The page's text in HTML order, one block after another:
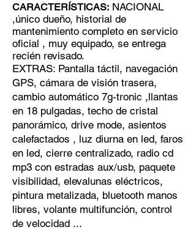
CARACTERÍSTICAS: NACIONAL
,único dueño, historial de
mantenimiento completo en servicio
oficial , muy equipado, se entrega
recién revisado.
EXTRAS: Pantalla táctil, navegación
GPS, cámara de visión trasera,
cambio automático 7g-tronic ,llantas
en 18 pulgadas, techo de cristal
panorámico, drive mode, asientos
calefactados , luz diurna en led, faros
en led, cierre centralizado, radio cd
mp3 con estradas aux/usb, paquete
visibilidad, elevalunas eléctricos,
pintura metalizada, bluetooth manos
libres, volante multifunción, control
de velocidad ...